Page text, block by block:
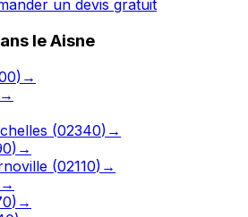
un devis gratuit
leAisne
) →
→
(02340) →
) →
(02110) →
→
) →